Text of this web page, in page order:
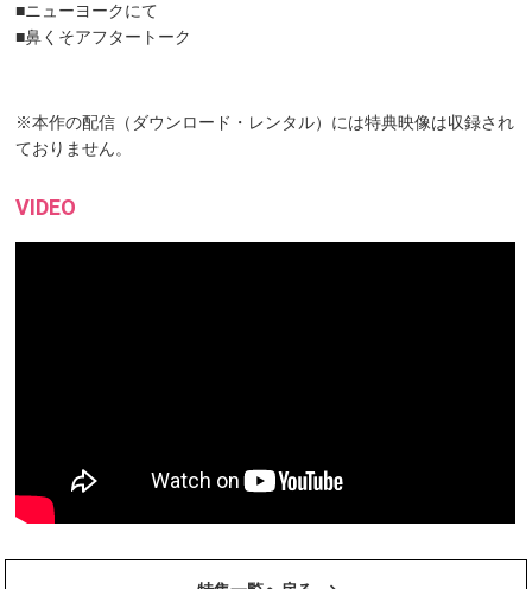
■ニューヨークにて
■鼻くそアフタートーク
※本作の配信（ダウンロード・レンタル）には特典映像は収録され
ておりません。
VIDEO